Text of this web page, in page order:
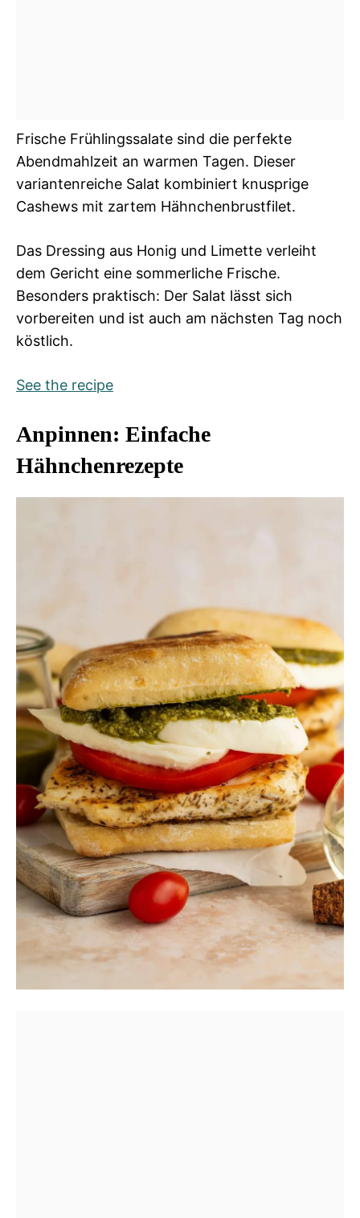
Frische Frühlingssalate sind die perfekte
Abendmahlzeit an warmen Tagen. Dieser
variantenreiche Salat kombiniert knusprige
Cashews mit zartem Hähnchenbrustfilet.
Das Dressing aus Honig und Limette verleiht
dem Gericht eine sommerliche Frische.
Besonders praktisch: Der Salat lässt sich
vorbereiten und ist auch am nächsten Tag noch
köstlich.
See the recipe
Anpinnen: Einfache
Hähnchenrezepte